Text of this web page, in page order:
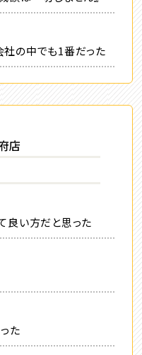
の中でも1番だった
店
良い方だと思った
た